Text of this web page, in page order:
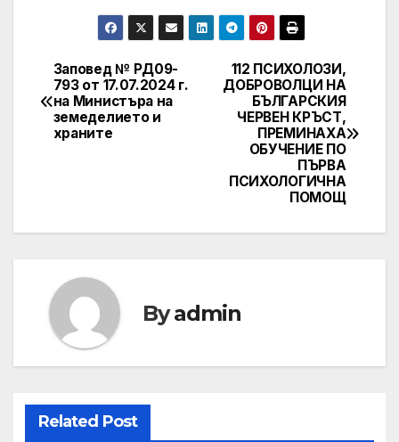
Post
navigation
112 ПСИХОЛОЗИ,
ДОБРОВОЛЦИ НА
БЪЛГАРСКИЯ
ЧЕРВЕН КРЪСТ,
ПРЕМИНАХА
ОБУЧЕНИЕ ПО
ПЪРВА
ПСИХОЛОГИЧНА
ПОМОЩ
Заповед № РД09-
793 от 17.07.2024 г.
на Министъра на
земеделието и
храните
Byadmin
Related Post